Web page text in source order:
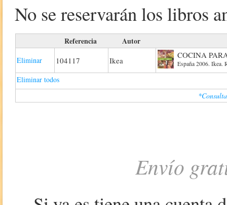
No se reservarán los libros
Referencia Autor
Eliminar 104117 Ikea
COCINA
España 2006. Ikea.
Eliminar todos
Envío